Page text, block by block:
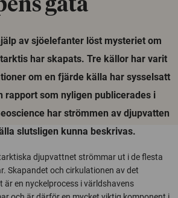
gåta
av sjöelefanter löst mysteriet om
har skapats. Tre källor har varit
om en fjärde källa har sysselsatt
rapport som nyligen publicerades i
har strömmen av djupvatten
slutsligen kunna beskrivas.
djupvattnet strömmar ut i de flesta
Skapandet och cirkulationen av det
en nyckelprocess i världshavens